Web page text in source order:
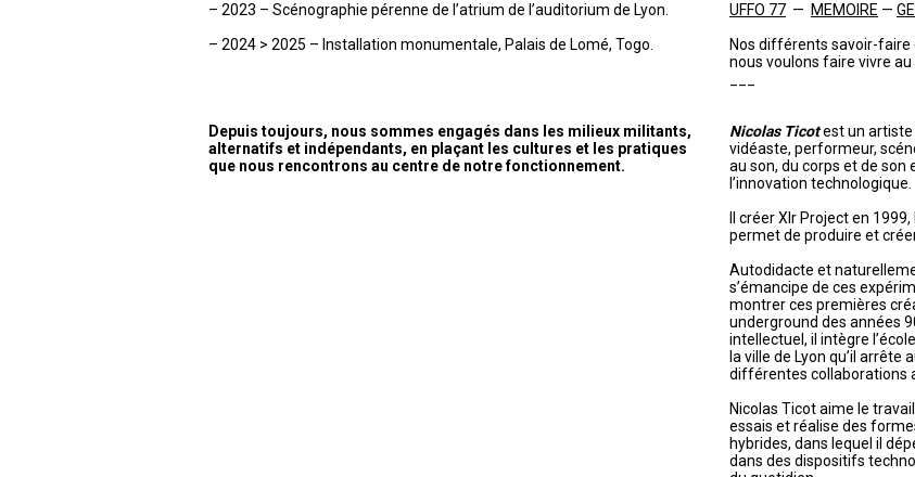
– 2023 – Scénographie pérenne de l’atrium de l’auditorium de Lyon.
– 2024 > 2025 – Installation monumentale, Palais de Lomé, Togo.
Depuis toujours, nous sommes engagés dans les milieux militants,
alternatifs et indépendants, en plaçant les cultures et les pratiques
que nous rencontrons au centre de notre fonctionnement.
UFFO 77 — MEMOIRE —
Nos différents savoir-faire
nous voulons faire vivre
Nicolas Ticotest un artiste
vidéaste, performeur,
au son, du corps et de son
l’innovation technologique.
Il créer Xlr Project en
permet de produire et
Autodidacte et
s’émancipe de ces
montrer ces premières
underground des années
intellectuel, il intègre
la ville de Lyon qu’il
différentes collaborations
Nicolas Ticot aime le
essais et réalise des
hybrides, dans lequel il
dans des dispositifs